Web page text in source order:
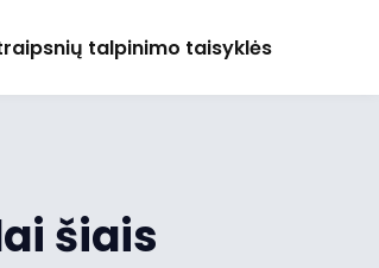
talpinimo taisyklės
šiais